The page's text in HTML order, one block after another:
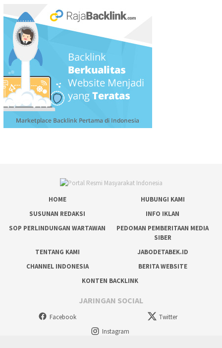
HOME
HUBUNGI KAMI
SUSUNAN REDAKSI
INFO IKLAN
SOP PERLINDUNGAN WARTAWAN
PEDOMAN PEMBERITAAN MEDIA
SIBER
TENTANG KAMI
JABODETABEK.ID
CHANNEL INDONESIA
BERITA WEBSITE
KONTEN BACKLINK
JARINGAN SOCIAL
Facebook
Twitter
Instagram